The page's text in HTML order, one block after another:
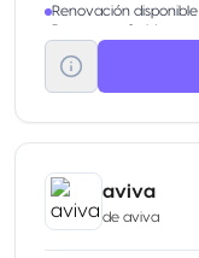
Renovación disponible
Bono por referido
aviva
de aviva